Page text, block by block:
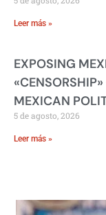
Leer más »
EXPOSING
MEXICAN
5 de agosto, 2026
Leer más »